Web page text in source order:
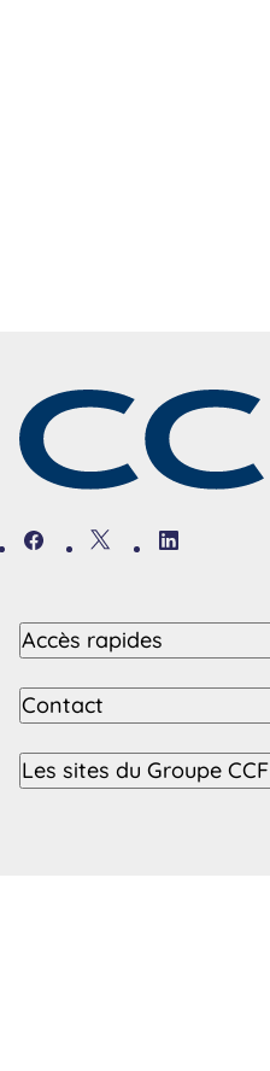
FacebookTwitter
Accès rapides
Contact
Les sites du Groupe CCF